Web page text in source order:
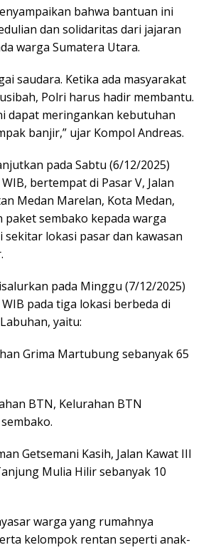
bahwa bantuan ini
dan solidaritas dari jajaran
warga Sumatera Utara.
saudara. Ketika ada masyarakat
Polri harus hadir membantu.
dapat meringankan kebutuhan
banjir,” ujar Kompol Andreas.
pada Sabtu (6/12/2025)
bertempat di Pasar V, Jalan
Medan Marelan, Kota Medan,
sembako kepada warga
lokasi pasar dan kawasan
pada Minggu (7/12/2025)
pada tiga lokasi berbeda di
yaitu:
Grima Martubung sebanyak 65
BTN, Kelurahan BTN
Getsemani Kasih, Jalan Kawat III
Mulia Hilir sebanyak 10
warga yang rumahnya
kelompok rentan seperti anak-